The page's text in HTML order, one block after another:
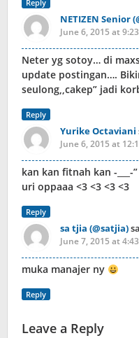
Reply
NETIZEN Senior
June 6, 2015 at
Neter yg sotoy… di
update postingan….
seulong,,cakep” jadi
Reply
Yurike Octaviani
June 6, 2015 at
kan kan fitnah kan -___-”
uri oppaaa <3 <3 <3 <3
Reply
sa tjia (@satjia)
June 7, 2015 at
muka manajer ny
Reply
Leave a Reply